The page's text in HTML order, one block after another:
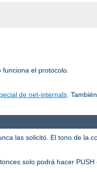
el protocolo.
de net-internals .
las solicitó. El tono de la
solo podrá hacer